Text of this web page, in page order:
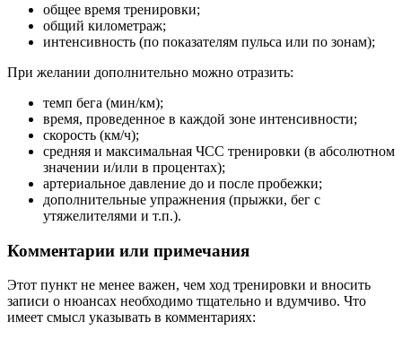
общее время тренировки;
общий километраж;
интенсивность (по показателям пульса или по зонам);
При желании дополнительно можно отразить:
темп бега (мин/км);
время, проведенное в каждой зоне интенсивности;
скорость (км/ч);
средняя и максимальная ЧСС тренировки (в абсолютном
значении и/или в процентах);
артериальное давление до и после пробежки;
дополнительные упражнения (прыжки, бег с
утяжелителями и т.п.).
Комментарии или примечания
Этот пункт не менее важен, чем ход тренировки и вносить
записи о нюансах необходимо тщательно и вдумчиво. Что
имеет смысл указывать в комментариях: